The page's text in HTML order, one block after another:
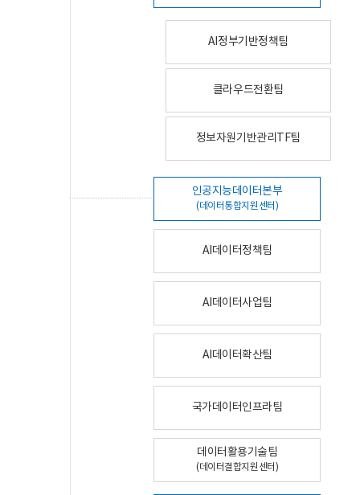
AI정부기반정책팀
클라우드전환팀
정보자원기반관리TF팀
인공지능데이터본부
(데이터통합지원센터)
AI데이터정책팀
AI데이터사업팀
AI데이터확산팀
국가데이터인프라팀
데이터활용기술팀
(데이터결합지원센터)